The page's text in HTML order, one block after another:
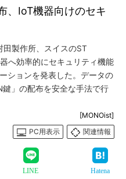
、IoT機器向けのセキ
製作所、スイスのST
へ効率的にセキュリティ機能
ションを発表した。データの
」の配布を安全な手法で行
[MONOist]
PC用表示
関連情報
LINE Hatena